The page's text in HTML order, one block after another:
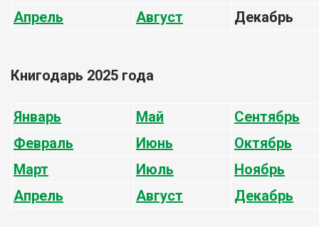
Апрель
Август Декабрь
Книгодарь 2025 года
Январь Май
Сентябрь
Февраль
Июнь
Октябрь
Март
Июль
Ноябрь
Апрель
Август Декабрь